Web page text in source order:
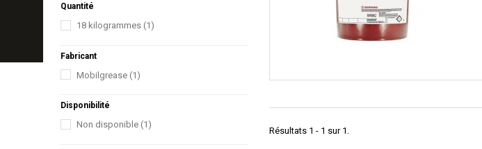
Quantité
18 kilogrammes (1)
Fabricant
Mobilgrease (1)
Disponibilité
Non disponible (1)
Résultats 1 - 1 sur 1.